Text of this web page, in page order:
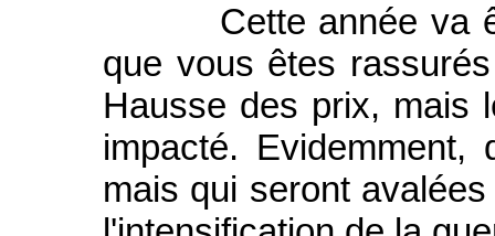
Cette année va
que vous êtes
Hausse des prix, mais
impacté. Evidemment,
mais qui seront